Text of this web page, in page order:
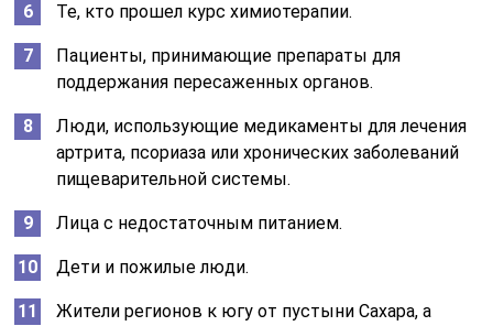
Те, кто прошел курс химиотерапии.
Пациенты, принимающие препараты для
поддержания пересаженных органов.
Люди, использующие медикаменты для лечения
артрита, псориаза или хронических заболеваний
пищеварительной системы.
Лица с недостаточным питанием.
Дети и пожилые люди.
Жители регионов к югу от пустыни Сахара, а